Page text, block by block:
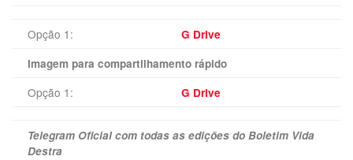
Opção 1:
G Drive
Imagem para compartilhamento rápido
Opção 1: G Drive
Telegram Oficial com todas as edições do Boletim Vida
Destra